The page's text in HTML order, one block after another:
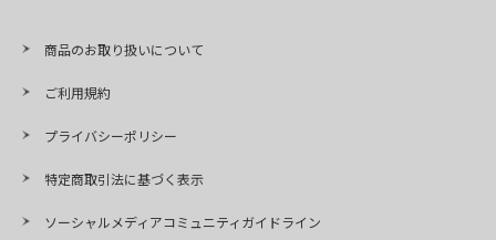
商品のお取り扱いについて
ご利用規約
プライバシーポリシー
特定商取引法に基づく表示
ソーシャルメディアコミュニティガイドライン